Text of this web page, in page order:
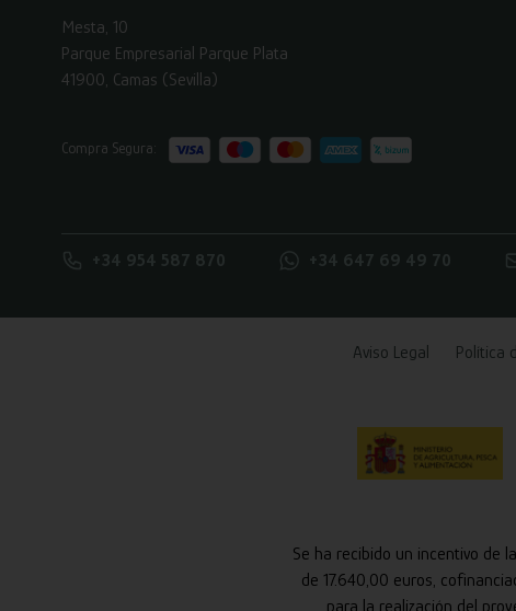
Mesta, 10
Parque Empresarial Parque Plata
41900, Camas (Sevilla)
Compra Segura:
+34 954 587 870 +34 647 69 49 70
Aviso Legal Política
Se ha recibido un incentivo de
de 17.640,00 euros,
para la realización del